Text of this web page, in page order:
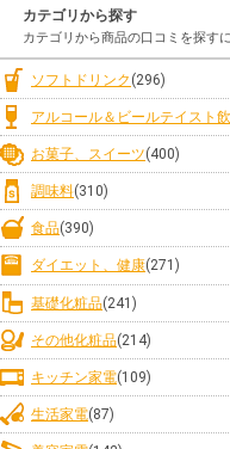
カテゴリから探す
カテゴリから商品の口コミを探す
ソフトドリンク (296)
アルコール＆ビールテイスト
お菓子、スイーツ(400)
調味料(310)
食品(390)
ダイエット、健康(271)
基礎化粧品(241)
その他化粧品(214)
キッチン家電(109)
生活家電(87)